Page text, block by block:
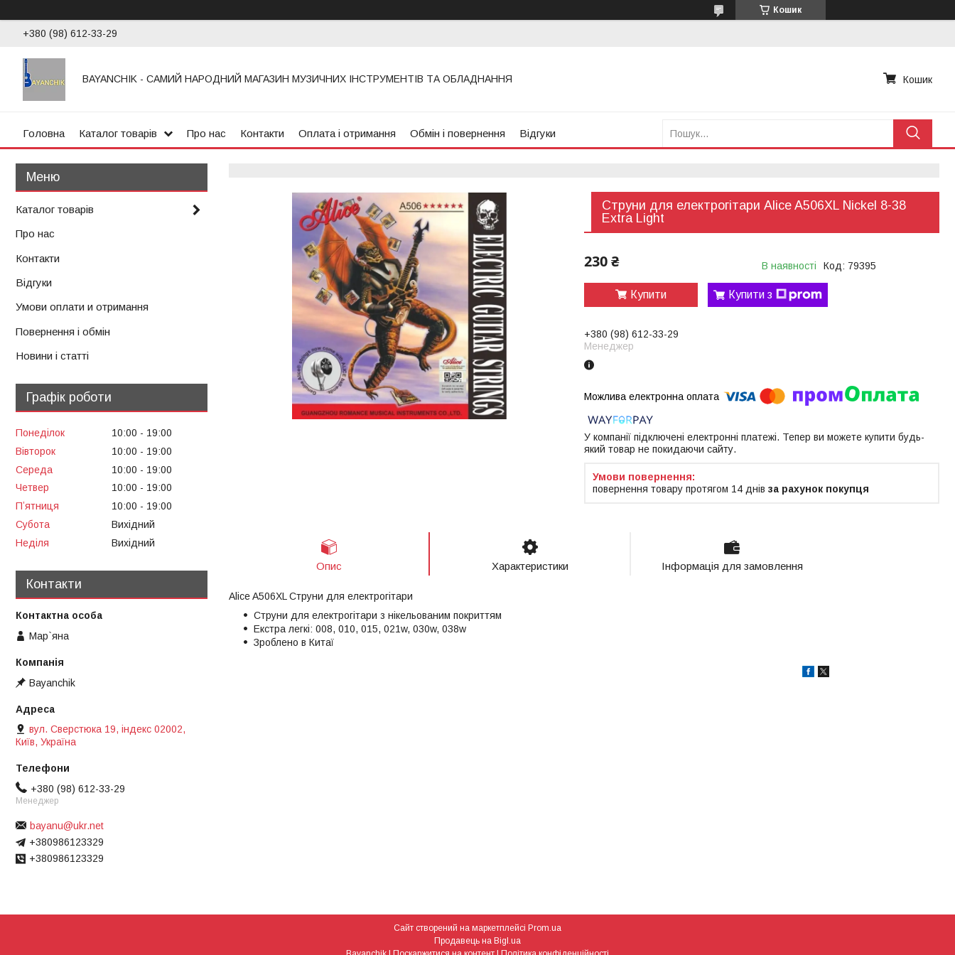
Кошик
+380 (98) 612-33-29
BAYANCHIK - САМИЙ НАРОДНИЙ МАГАЗИН МУЗИЧНИХ ІНСТРУМЕНТІВ ТА ОБЛАДНАННЯ Кошик
Головна Каталог товарів Про нас Контакти Оплата і отримання Обмін і повернення Відгуки
Струни для електрогітари Alice A506XL Nickel 8-38
Extra Light
230 ₴ В наявності Код: 79395
Купити Купити з
+380 (98) 612-33-29
Менеджер
У компанії підключені електронні платежі. Тепер ви можете купити будь-
який товар не покидаючи сайту.
повернення товару протягом 14 днів за рахунок покупця
Опис Характеристики Інформація для замовлення
Alice A506XL Струни для електрогітари
Струни для електрогітари з нікельованим покриттям
Екстра легкі: 008, 010, 015, 021w, 030w, 038w
Зроблено в Китаї
Каталог товарів
Про нас
Контакти
Відгуки
Умови оплати и отримання
Повернення і обмін
Новини і статті
Графік роботи
Понеділок 10:00
19:00
Вівторок
10:00
19:00
Середа
10:00
19:00
Четвер
10:00
19:00
Пʼятниця
10:00
19:00
Субота
Вихідний
Неділя
Вихідний
Контакти
Мар`яна
Bayanchik
вул. Сверстюка 19, індекс 02002,
Київ, Україна
+380 (98) 612-33-29
Менеджер
bayanu@ukr.net
+380986123329
+380986123329
Сайт створений на маркетплейсі Prom.ua
Продавець на Bigl.ua